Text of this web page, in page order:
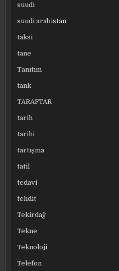
suudi
suudi arabistan
taksi
tane
Tanıtım
tank
TARAFTAR
tarih
tarihi
tartışma
tatil
tedavi
tehdit
Tekirdağ
Tekne
Teknoloji
Telefon